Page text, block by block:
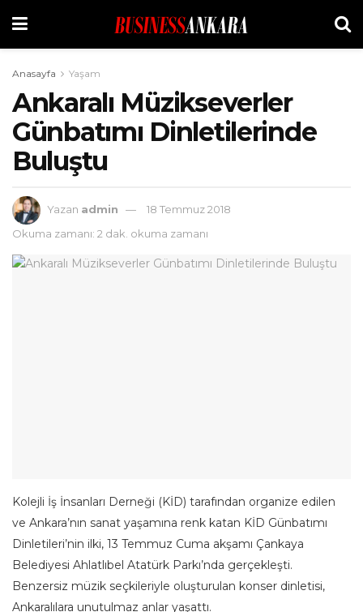
Anasayfa Yaşam
Ankaralı Müzikseverler
Günbatımı Dinletilerinde
Buluştu
Yazan admin
18 Temmuz 2018
Okuma zamanı: 2 dak. okuma zamanı
Kolejli İş İnsanları Derneği (KİD) tarafından organize edilen
ve Ankara’nın sanat yaşamına renk katan KİD Günbatımı
Dinletileri’nin ilki, 13 Temmuz Cuma akşamı Çankaya
Belediyesi Ahlatlıbel Atatürk Parkı’nda gerçekleşti.
Benzersiz müzik seçkileriyle oluşturulan konser dinletisi,
Ankaralılara unutulmaz anlar yaşattı.